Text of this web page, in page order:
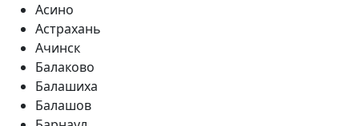
Асино
Астрахань
Ачинск
Балаково
Балашиха
Балашов